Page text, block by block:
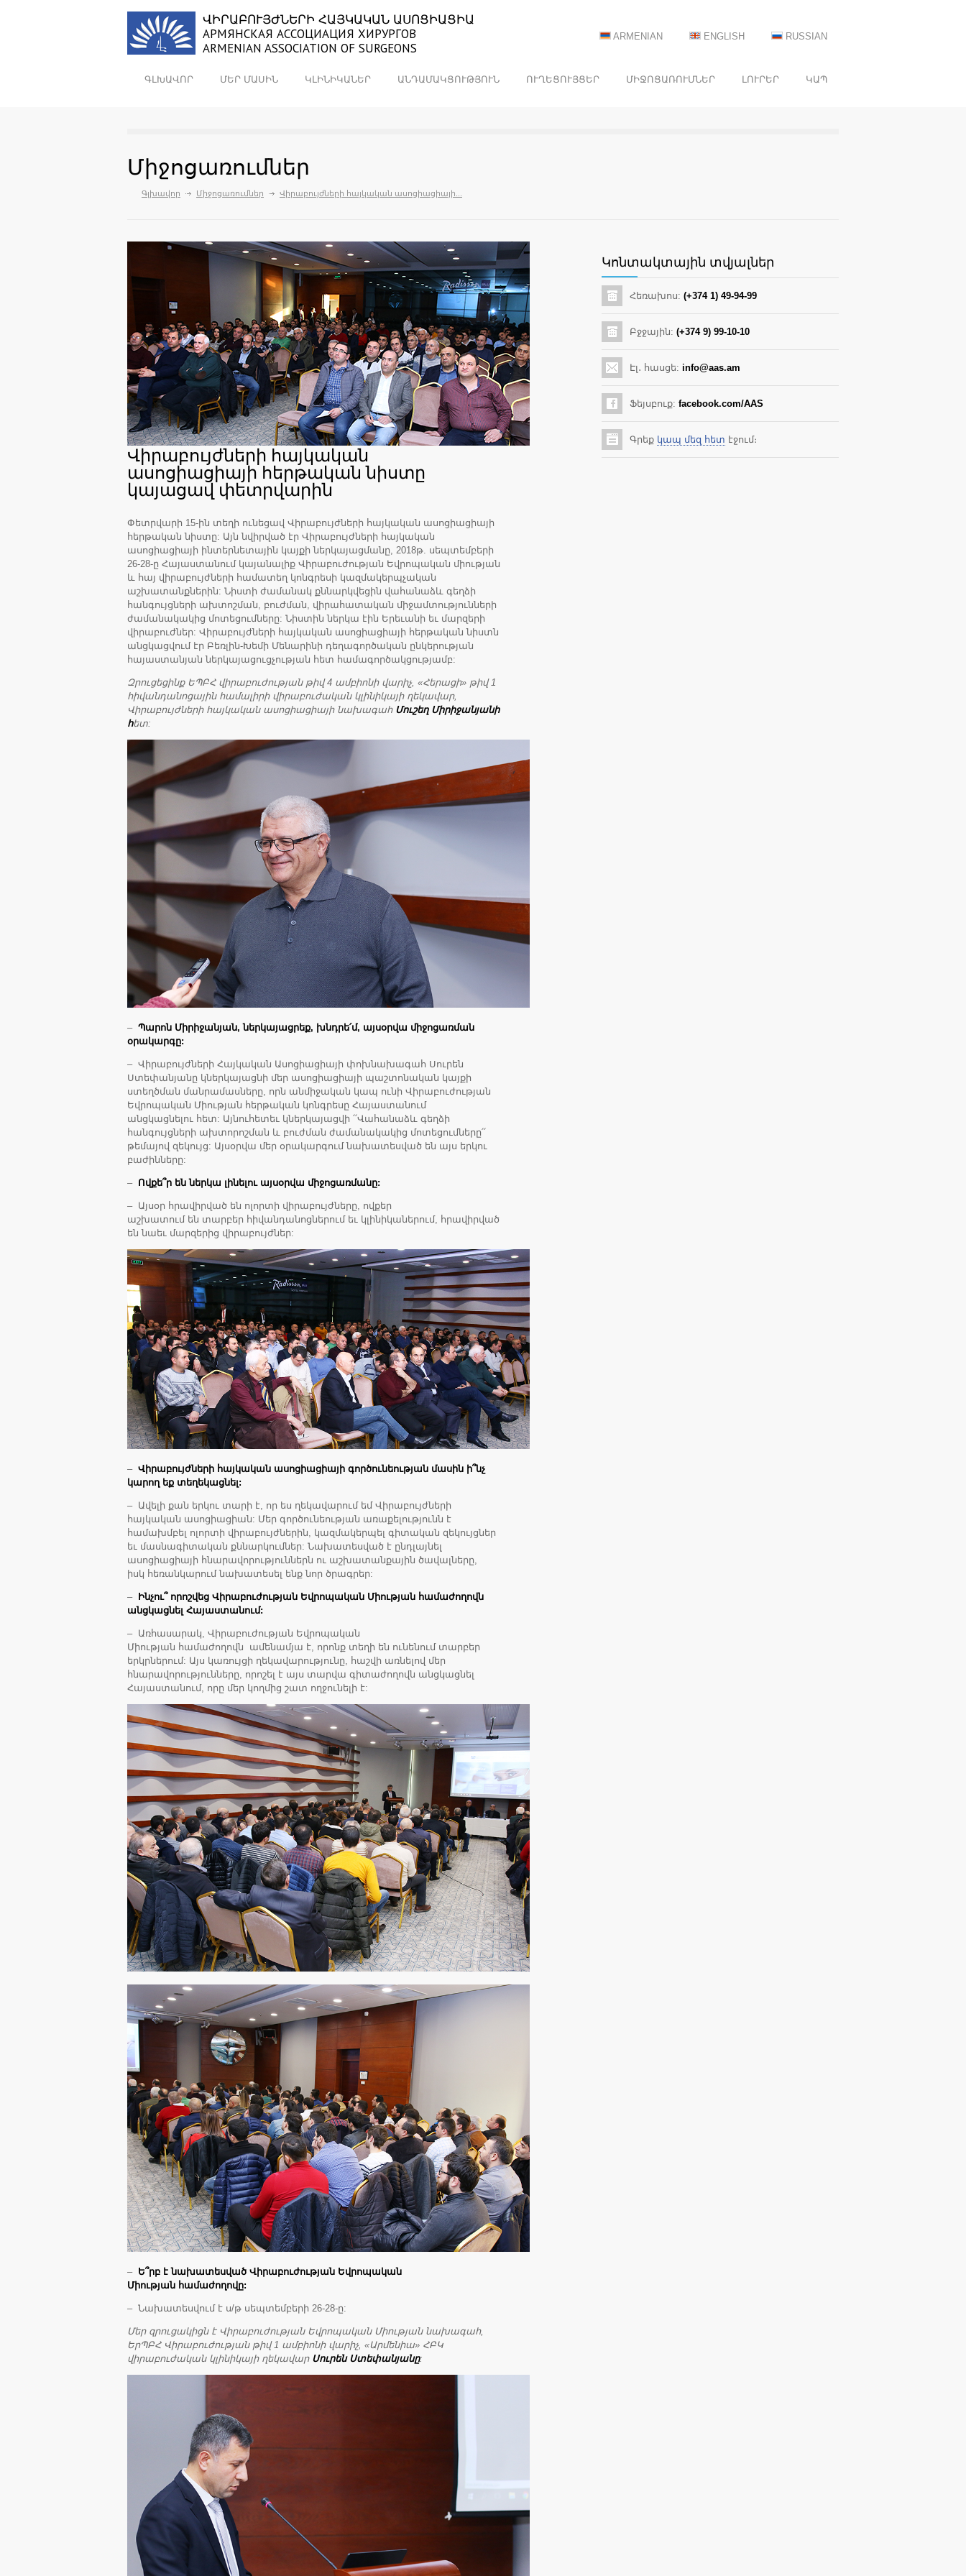
ՎԻՐԱԲՈՒՅԺՆԵՐԻ ՀԱՅԿԱԿԱՆ ԱՍՈՑԻԱՑԻԱ
АРМЯНСКАЯ АССОЦИАЦИЯ ХИРУРГОВ
ARMENIAN ASSOCIATION OF SURGEONS
ARMENIAN ENGLISH RUSSIAN
ԳԼԽԱՎՈՐ ՄԵՐ ՄԱՍԻՆ ԿԼԻՆԻԿԱՆԵՐ ԱՆԴԱՄԱԿՑՈՒԹՅՈՒՆ ՈՒՂԵՑՈՒՅՑԵՐ ՄԻՋՈՑԱՌՈՒՄՆԵՐ ԼՈՒՐԵՐ ԿԱՊ
Միջոցառումներ
Գլխավոր Միջոցառումներ Վիրաբույժների հայկական ասոցիացիայի...
Վիրաբույժների հայկական
ասոցիացիայի հերթական նիստը
կայացավ փետրվարին
Փետրվարի 15-ին տեղի ունեցավ Վիրաբույժների հայկական ասոցիացիայի
հերթական նիստը: Այն նվիրված էր Վիրաբույժների հայկական
ասոցիացիայի ինտերնետային կայքի ներկայացմանը, 2018թ. սեպտեմբերի
26-28-ը Հայաստանում կայանալիք Վիրաբուժության Եվրոպական միության
և հայ վիրաբույժների համատեղ կոնգրեսի կազմակերպչական
աշխատանքներին: Նիստի ժամանակ քննարկվեցին վահանաձև գեղձի
հանգույցների ախտոշման, բուժման, վիրահատական միջամտությունների
ժամանակակից մոտեցումները: Նիստին ներկա էին Երեւանի եւ մարզերի
վիրաբուժներ: Վիրաբույժների հայկական ասոցիացիայի հերթական նիստն
անցկացվում էր Բեռլին-Խեմի Մենարինի դեղագործական ընկերության
հայաստանյան ներկայացուցչության հետ համագործակցությամբ:
Զրուցեցինք ԵՊԲՀ վիրաբուժության թիվ 4 ամբիոնի վարիչ, «Հերացի» թիվ 1
հիվանդանոցային համալիրի վիրաբուժական կլինիկայի ղեկավար,
Վիրաբույժների հայկական ասոցիացիայի նախագահՄուշեղ Միրիջանյանի
հետ:
– Պարոն Միրիջանյան, ներկայացրեք, խնդրե՛մ, այսօրվա միջոցառման
օրակարգը:
– Վիրաբույժների Հայկական Ասոցիացիայի փոխնախագահ Սուրեն
Ստեփանյանը կներկայացնի մեր ասոցիացիայի պաշտոնական կայքի
ստեղծման մանրամասները, որն անմիջական կապ ունի Վիրաբուժության
Եվրոպական Միության հերթական կոնգրեսը Հայաստանում
անցկացնելու հետ: Այնուհետեւ կներկայացվի ՛՛Վահանաձև գեղձի
հանգույցների ախտորոշման և բուժման ժամանակակից մոտեցումները՛՛
թեմայով զեկույց: Այսօրվա մեր օրակարգում նախատեսված են այս երկու
բաժինները:
– Ովքե՞ր են ներկա լինելու այսօրվա միջոցառմանը:
– Այսօր հրավիրված են ոլորտի վիրաբույժները, ովքեր
աշխատում են տարբեր հիվանդանոցներում եւ կլինիկաներում, հրավիրված
են նաեւ մարզերից վիրաբույժներ:
– Վիրաբույժների հայկական ասոցիացիայի գործունեության մասին ի՞նչ
կարող եք տեղեկացնել:
– Ավելի քան երկու տարի է, որ ես ղեկավարում եմ Վիրաբույժների
հայկական ասոցիացիան: Մեր գործունեության առաքելությունն է
համախմբել ոլորտի վիրաբույժներին, կազմակերպել գիտական զեկույցներ
եւ մասնագիտական քննարկումներ: Նախատեսված է ընդլայնել
ասոցիացիայի հնարավորություններն ու աշխատանքային ծավալները,
իսկ հեռանկարում նախատեսել ենք նոր ծրագրեր:
–
Ինչու՞ որոշվեց Վիրաբուժության Եվրոպական Միության համաժողովն
անցկացնել Հայաստանում:
– Առհասարակ, Վիրաբուժության Եվրոպական
Միության համաժողովն ամենամյա է, որոնք տեղի են ունենում տարբեր
երկրներում: Այս կառույցի ղեկավարությունը, հաշվի առնելով մեր
հնարավորությունները, որոշել է այս տարվա գիտաժողովն անցկացնել
Հայաստանում, որը մեր կողմից շատ ողջունելի է:
– Ե՞րբ է նախատեսված Վիրաբուժության Եվրոպական
Միության համաժողովը:
– Նախատեսվում է ս/թ սեպտեմբերի 26-28-ը:
Մեր զրուցակիցն է Վիրաբուժության Եվրոպական Միության նախագահ,
ԵրՊԲՀ Վիրաբուժության թիվ 1 ամբիոնի վարիչ, «Արմենիա» ՀԲԿ
վիրաբուժական կլինիկայի ղեկավար Սուրեն Ստեփանյանը:
Կոնտակտային տվյալներ
Հեռախոս: (+374 1) 49-94-99
Բջջային: (+374 9) 99-10-10
Էլ․ հասցե: info@aas.am
Ֆեյսբուք: facebook.com/AAS
Գրեք կապ մեզ հետ էջում։